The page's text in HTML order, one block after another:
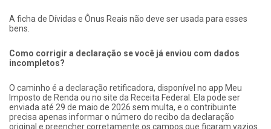
A ficha de Dívidas e Ônus Reais não deve ser usada para esses
bens.
Como corrigir a declaração se você já enviou com dados
incompletos?
O caminho é a declaração retificadora, disponível no app Meu
Imposto de Renda ou no site da Receita Federal. Ela pode ser
enviada até 29 de maio de 2026 sem multa, e o contribuinte
precisa apenas informar o número do recibo da declaração
original e preencher corretamente os campos que ficaram vazios.